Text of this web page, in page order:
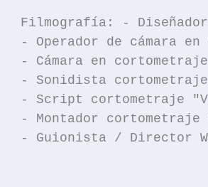
Filmografía: -
- Operador de cámara
- Cámara en
- Sonidista cortometraje
- Script cortometraje
- Montador cortometraje
- Guionista / Director